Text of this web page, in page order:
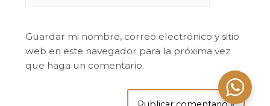
Guardar mi nombre, correo electrónico y sitio
web en este navegador para la próxima vez
que haga un comentario.